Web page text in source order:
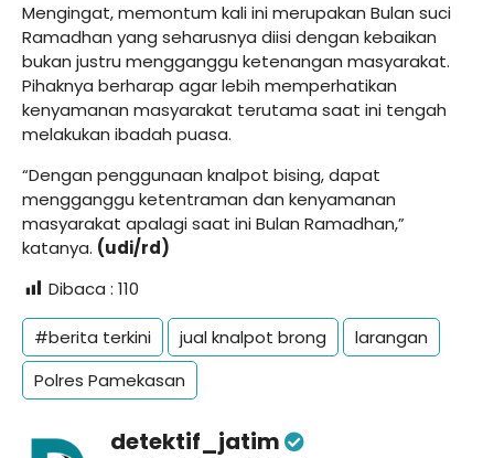
Mengingat, memontum kali ini merupakan Bulan suci
Ramadhan yang seharusnya diisi dengan kebaikan
bukan justru mengganggu ketenangan masyarakat.
Pihaknya berharap agar lebih memperhatikan
kenyamanan masyarakat terutama saat ini tengah
melakukan ibadah puasa.
“Dengan penggunaan knalpot bising, dapat
mengganggu ketentraman dan kenyamanan
masyarakat apalagi saat ini Bulan Ramadhan,”
katanya. (udi/rd)
Dibaca : 110
#berita terkini jual knalpot brong
larangan
Polres Pamekasan
detektif_jatim